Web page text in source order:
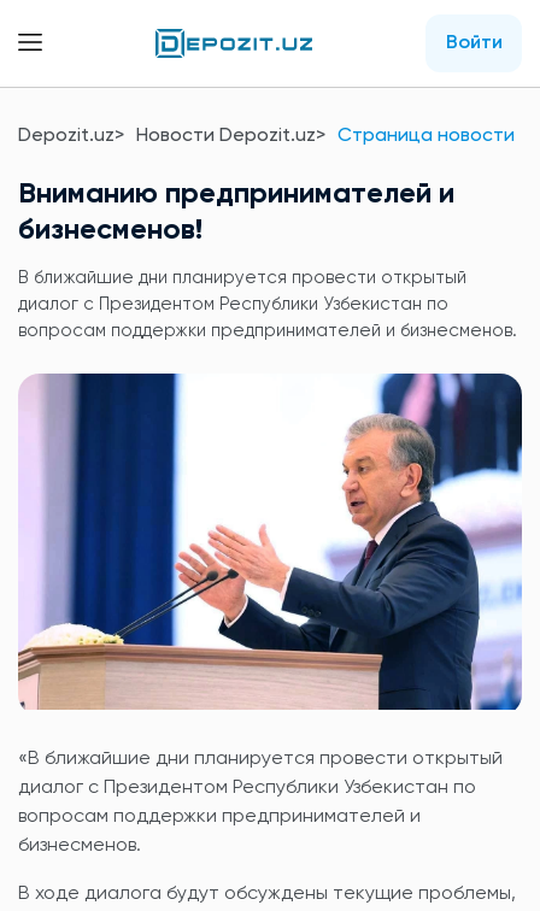
Войти
Depozit.uz Новости Depozit.uz Страница новости
Вниманию предпринимателей и
бизнесменов!
В ближайшие дни планируется провести открытый
диалог с Президентом Республики Узбекистан по
вопросам поддержки предпринимателей и бизнесменов.
«В ближайшие дни планируется провести открытый
диалог с Президентом Республики Узбекистан по
вопросам поддержки предпринимателей и
бизнесменов.
В ходе диалога будут обсуждены текущие проблемы,